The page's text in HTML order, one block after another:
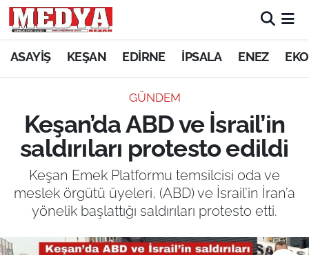
ASAYİŞ KEŞAN EDİRNE İPSALA ENEZ
GÜNDEM
Keşan’da ABD ve İsrail’in
saldırıları protesto edildi
Keşan Emek Platformu temsilcisi oda ve
meslek örgütü üyeleri, (ABD) ve İsrail’in İran’a
yönelik başlattığı saldırıları protesto etti.
KEŞAN
ASAYİŞ
SİYASET
GÜNDEM